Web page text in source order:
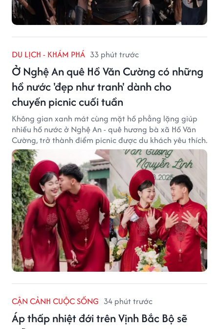
DU LỊCH - KHÁM PHÁ 33 phút trước
Ở Nghệ An quê Hồ Văn Cường có những
hồ nước 'đẹp như tranh' dành cho
chuyến picnic cuối tuần
Không gian xanh mát cùng mặt hồ phẳng lặng giúp
nhiều hồ nước ở Nghệ An - quê hương bà xã Hồ Văn
Cường, trở thành điểm picnic được du khách yêu thích.
CẬN CẢNH CUỘC SỐNG 34 phút trước
Áp thấp nhiệt đới trên Vịnh Bắc Bộ sẽ